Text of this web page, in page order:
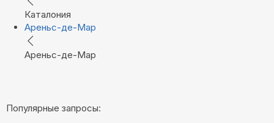
Каталония
Ареньс-де-Мар
Ареньс-де-Мар
Популярные запросы: